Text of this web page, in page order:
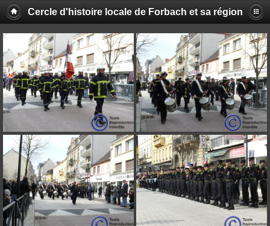
Cercle d'histoire locale de Forbach et sa région